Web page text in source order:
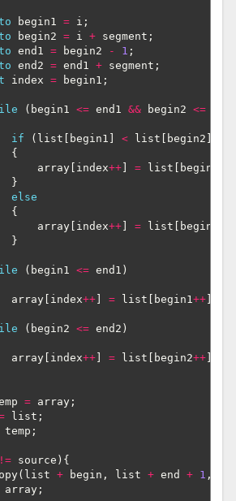
begin1 = i ;
begin2 = i + segment ;
end1 = begin2 - 1 ;
end2 = end1 + segment ;
index = begin1 ;
( begin1 <= end1 && begin2 <=
if
( list begin1 < list begin2
{
array index++ = list begin1
}
else
{
array index++ = list begin2
}
( begin1 <= end1 )
array index++ = list begin1++
( begin2 <= end2 )
array index++ = list begin2++
= array ;
list ;
temp ;
!= source ){
( list + begin , list + end + 1 ,
array ;